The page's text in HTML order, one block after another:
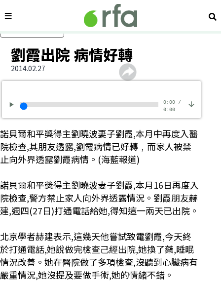
內容分類 搜
劉霞出院 病情好轉
2014.02.27
0:00/
0:00
諾貝爾和平獎得主劉曉波妻子劉霞,本月中再度入醫
院檢查,其朋友透露,劉霞病情已好轉﹐而家人被禁
止向外界透露劉霞病情。(海藍報道)
諾貝爾和平獎得主劉曉波妻子劉霞,本月16日再度入
院檢查,警方禁止家人向外界透露情況。劉霞朋友赫
建,週四(27日)打通電話給她,得知這一兩天已出院。
北京學者赫建表示,這幾天他嘗試致電劉霞,今天終
於打通電話,她說做完檢查己經出院,她換了藥,睡眠
情況改善。她在醫院做了多項檢查,沒聽到心臟病有
嚴重情況,她沒提及要做手術,她的情緒不錯。